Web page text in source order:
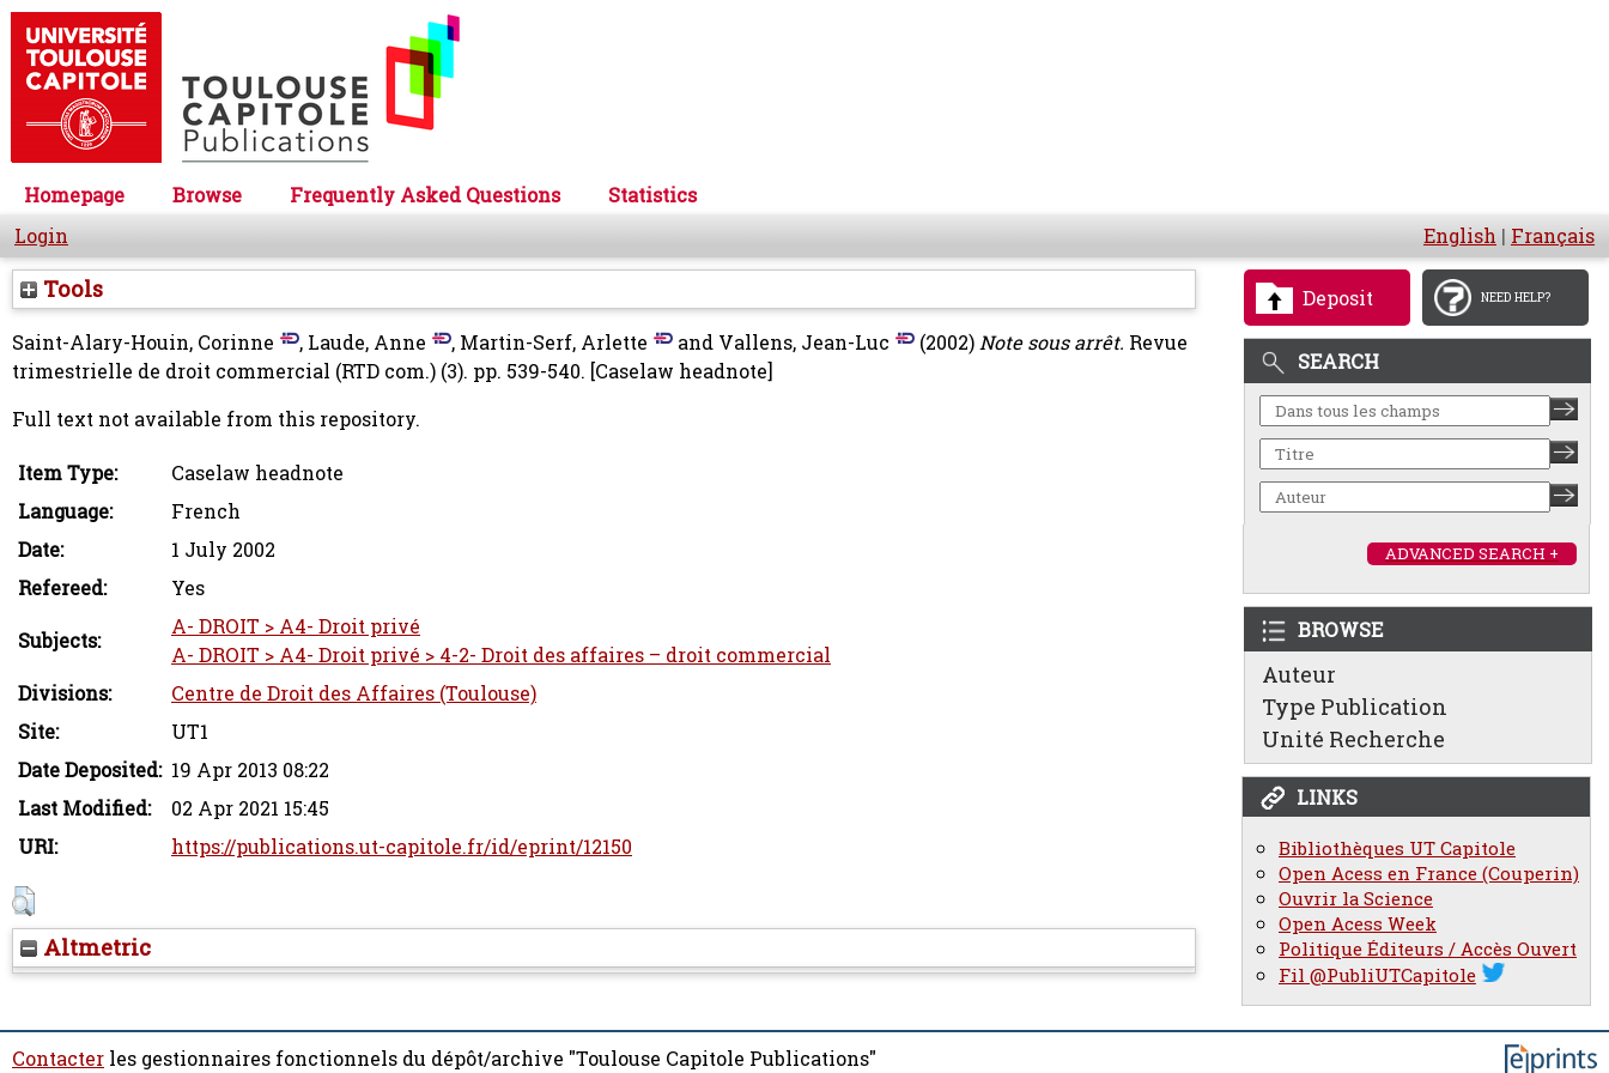
Homepage Browse Frequently Asked Questions
Statistics
Login
English | Français
Deposit NEED HELP?
SEARCH
ADVANCED SEARCH +
BROWSE
Auteur
Type Publication
Unité Recherche
LINKS
Bibliothèques UT Capitole
Open Acess en France (Couperin)
Ouvrir la Science
Open Acess Week
Politique Éditeurs / Accès Ouvert
Fil @PubliUTCapitole
Tools
Saint-Alary-Houin, Corinne , Laude, Anne , Martin-Serf, Arlette and Vallens, Jean-Luc (2002)Note sous arrêt. Revue
trimestrielle de droit commercial (RTD com.) (3). pp. 539-540. [Caselaw headnote]
Full text not available from this repository.
Item Type:
Caselaw headnote
Language:
French
Date:
1 July 2002
Refereed:
Yes
Subjects:
A- DROIT > A4- Droit privé
A- DROIT > A4- Droit privé > 4-2- Droit des affaires – droit commercial
Divisions:
Centre de Droit des Affaires (Toulouse)
Site:
UT1
Date Deposited: 19 Apr 2013 08:22
Last Modified:
02 Apr 2021 15:45
URI:
https://publications.ut-capitole.fr/id/eprint/12150
Altmetric
Contacter les gestionnaires fonctionnels du dépôt/archive "Toulouse Capitole Publications"